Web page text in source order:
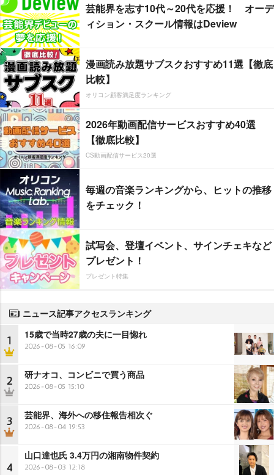
芸能界を志す10代～20代を応援！ オーデ
ィション・スクール情報はDeview
漫画読み放題サブスクおすすめ11選【徹底
比較】
オリコン顧客満足度ランキング
2026年動画配信サービスおすすめ40選
【徹底比較】
CS動画配信サービス20選
毎週の音楽ランキングから、ヒットの推移
をチェック！
試写会、登壇イベント、サインチェキなど
プレゼント！
プレゼント特集
ニュース記事アクセスランキング
1 15歳で当時27歳の夫に一目惚れ
2026-08-05 16:09
2 研ナオコ、コンビニで買う商品
2026-08-05 15:10
3 芸能界、海外への移住報告相次ぐ
2026-08-04 19:53
4
山口達也氏 3.4万円の湘南物件契約
2026-08-03 12:18